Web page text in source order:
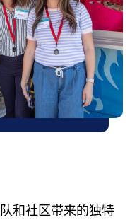
和社区带来的独特